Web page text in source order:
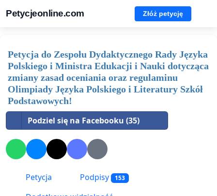
Petycjeonline.com Złóż petycję
Petycja do Zespołu Dydaktycznego Rady Języka
Polskiego i Ministra Edukacji i Nauki dotycząca
zmiany zasad oceniania oraz regulaminu
Olimpiady Języka Polskiego i Literatury Szkół
Podstawowych!
Podziel się na Facebooku (35)
Petycja Podpisy 153